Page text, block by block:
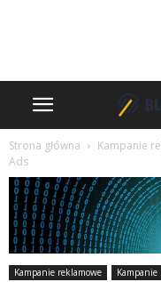
Strona główna Kampanie
Ads
Kampanie reklamowe Kampanie